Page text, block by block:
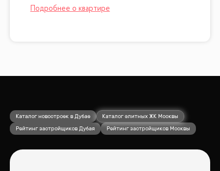
Каталог новостроек в Дубае
Каталог элитных ЖК Москвы
Рейтинг застройщиков Дубая
Рейтинг застройщиков Москвы